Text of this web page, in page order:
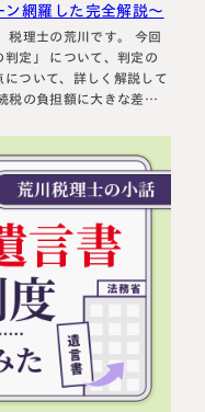
網羅した完全解説～
、判定の
ついて、詳しく解説して
における